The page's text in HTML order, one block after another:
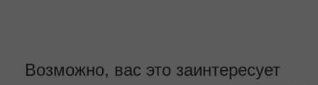
Возможно, вас это заинтересует